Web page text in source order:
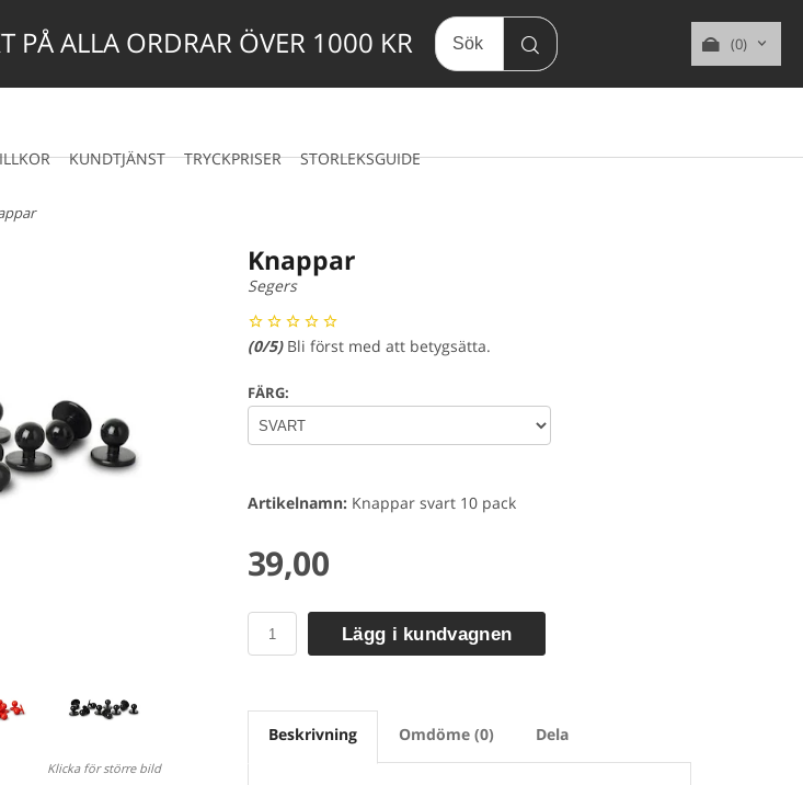
PÅ ALLA ORDRAR ÖVER 1000 KR (0)
KUNDTJÄNST TRYCKPRISER STORLEKSGUIDE
Klicka för större bild
Knappar
Segers
(0/5) Bli först med att betygsätta.
FÄRG:
Artikelnamn: Knappar svart 10 pack
39,00
Lägg i kundvagnen
Beskrivning Omdöme (0) Dela